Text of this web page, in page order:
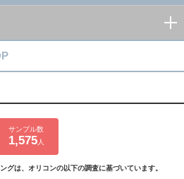
サンプル数
1,575人
グは、オリコンの以下の調査に基づいています。